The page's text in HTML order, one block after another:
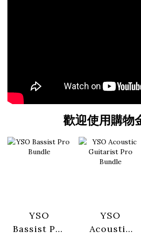
歡迎使用購物
YSO
Bassist Pro
YSO
Acoustic